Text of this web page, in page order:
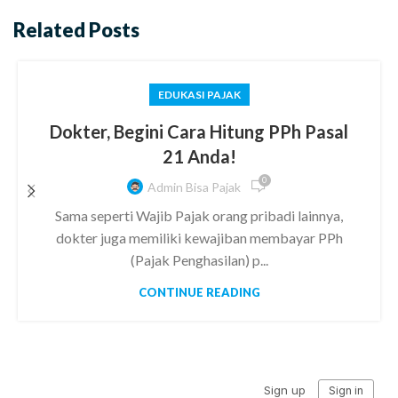
Related Posts
EDUKASI PAJAK
Dokter, Begini Cara Hitung PPh Pasal
21 Anda!
Admin Bisa Pajak 0
Sama seperti Wajib Pajak orang pribadi lainnya,
dokter juga memiliki kewajiban membayar PPh
(Pajak Penghasilan) p...
CONTINUE READING